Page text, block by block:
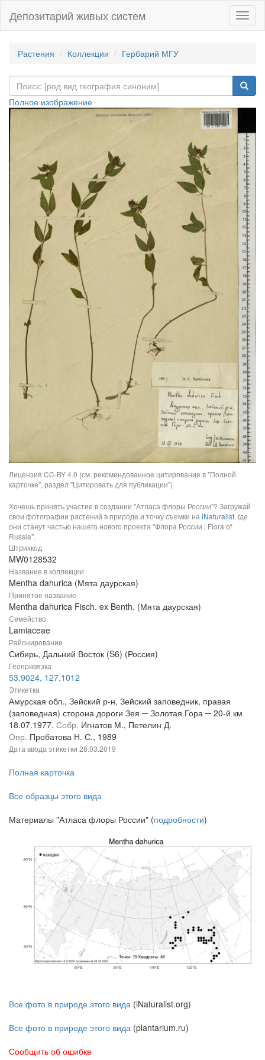
Депозитарий живых систем
Растения Коллекции Гербарий МГУ
Полное изображение
Лицензия CC-BY 4.0 (см. рекомендованное цитирование в "Полной
карточке", раздел "Цитировать для публикации")
Хочешь принять участие в создании "Атласа флоры России"? Загружай
свои фотографии растений в природе и точку съемки на iNaturalist, где
они станут частью нашего нового проекта "Флора России | Flora of
Russia".
Штрихкод
MW0128532
Название в коллекции
Mentha dahurica (Мята даурская)
Принятое название
Mentha dahurica Fisch. ex Benth. (Мята даурская)
Семейство
Lamiaceae
Районирование
Сибирь, Дальний Восток (S6) (Россия)
Геопривязка
53,9024, 127,1012
Этикетка
Амурская обл., Зейский р-н, Зейский заповедник, правая
(заповедная) сторона дороги Зея ─ Золотая Гора ─ 20-й км
18.07.1977. Собр. Игнатов М., Петелин Д.
Опр. Пробатова Н. С., 1989
Дата ввода этикетки 28.03.2019
Полная карточка
Все образцы этого вида
Материалы "Атласа флоры России" (подробности)
Все фото в природе этого вида (iNaturalist.org)
Все фото в природе этого вида (plantarium.ru)
Сообщить об ошибке